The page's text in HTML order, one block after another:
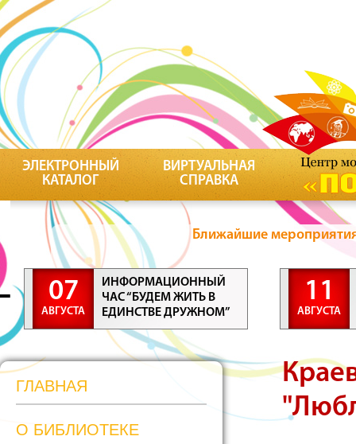
ЭЛЕКТРОННЫЙ
КАТАЛОГ
ВИРТУАЛЬНАЯ
СПРАВКА
Ближайшие
07
АВГУСТА
ИНФОРМАЦИОННЫЙ
ЧАС “БУДЕМ ЖИТЬ В
ЕДИНСТВЕ ДРУЖНОМ”
11
АВГУСТА
ГЛАВНАЯ
О БИБЛИОТЕКЕ